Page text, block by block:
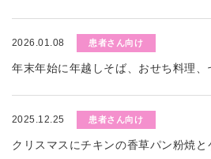
2026.01.08 患者さん向け
年末年始に年越しそば、おせち料理
2025.12.25 患者さん向け
クリスマスにチキンの香草パン粉焼